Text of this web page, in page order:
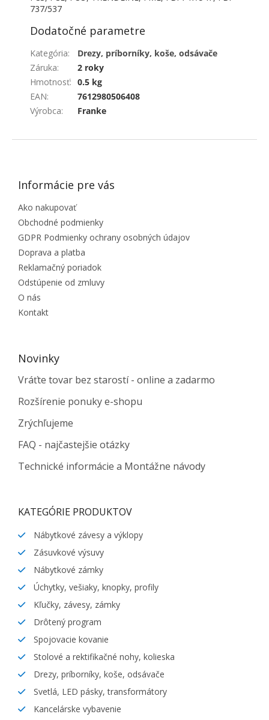
737/537
Dodatočné parametre
Kategória:
Drezy, príborníky, koše, odsávače
Záruka:
2 roky
Hmotnosť: 0.5 kg
EAN:
7612980506408
Výrobca: Franke
ZÁPÄTIE
Informácie pre vás
Ako nakupovať
Obchodné podmienky
GDPR Podmienky ochrany osobných údajov
Doprava a platba
Reklamačný poriadok
Odstúpenie od zmluvy
O nás
Kontakt
Novinky
Vráťte tovar bez starostí - online a zadarmo
Rozšírenie ponuky e-shopu
Zrýchľujeme
FAQ - najčastejšie otázky
Technické informácie a Montážne návody
KATEGÓRIE PRODUKTOV
Nábytkové závesy a výklopy
Zásuvkové výsuvy
Nábytkové zámky
Úchytky, vešiaky, knopky, profily
Kľučky, závesy, zámky
Drôtený program
Spojovacie kovanie
Stolové a rektifikačné nohy, kolieska
Drezy, príborníky, koše, odsávače
Svetlá, LED pásky, transformátory
Kancelárske vybavenie